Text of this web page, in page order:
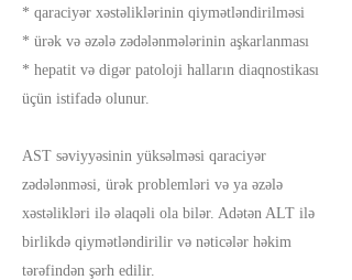
* qaraciyər xəstəliklərinin qiymətləndirilməsi
* ürək və əzələ zədələnmələrinin aşkarlanması
* hepatit və digər patoloji halların diaqnostikası
üçün istifadə olunur.
AST səviyyəsinin yüksəlməsi qaraciyər
zədələnməsi, ürək problemləri və ya əzələ
xəstəlikləri ilə əlaqəli ola bilər. Adətən ALT ilə
birlikdə qiymətləndirilir və nəticələr həkim
tərəfindən şərh edilir.